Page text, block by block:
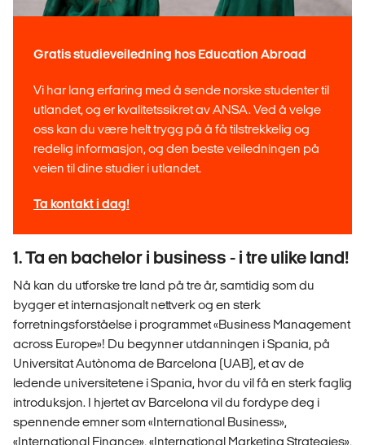
Gratis studieveiledning hos Education Abroad
Vi har lang erfaring med å sende norske studenter til
utlandet, og er kvalitetssikret av ANSA. Ved å velge
oss kan du være helt trygg på å få tilstrekkelig og
redelig informasjon, og den beste veiledningen på
veien til dine studier i utlandet.
Ta kontakt i dag!
1. Ta en bachelor i business - i tre ulike land!
Nå kan du utforske tre land på tre år, samtidig som du
bygger et internasjonalt nettverk og en sterk
forretningsforståelse i programmet «Business Management
across Europe»! Du begynner utdanningen i Spania, på
Universitat Autònoma de Barcelona (UAB), et av de
ledende universitetene i Spania, hvor du vil få en sterk faglig
introduksjon. I hjertet av Barcelona vil du fordype deg i
spennende emner som «International Business»,
«International Finance», «International Marketing Strategies»,